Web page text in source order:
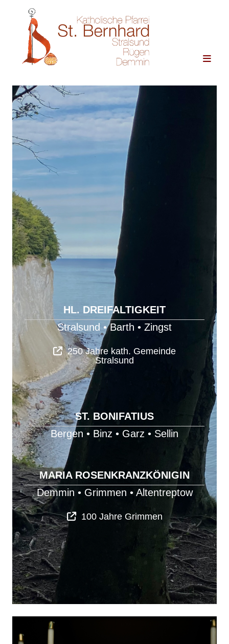
Zum Inhalt springen
HL. DREIFALTIGKEIT
Stralsund •Barth • Zingst
250 Jahre kath. Gemeinde
Stralsund
ST. BONIFATIUS
Bergen • Binz • Garz • Sellin
MARIA ROSENKRANZKÖNIGIN
Demmin • Grimmen • Altentreptow
100 Jahre Grimmen